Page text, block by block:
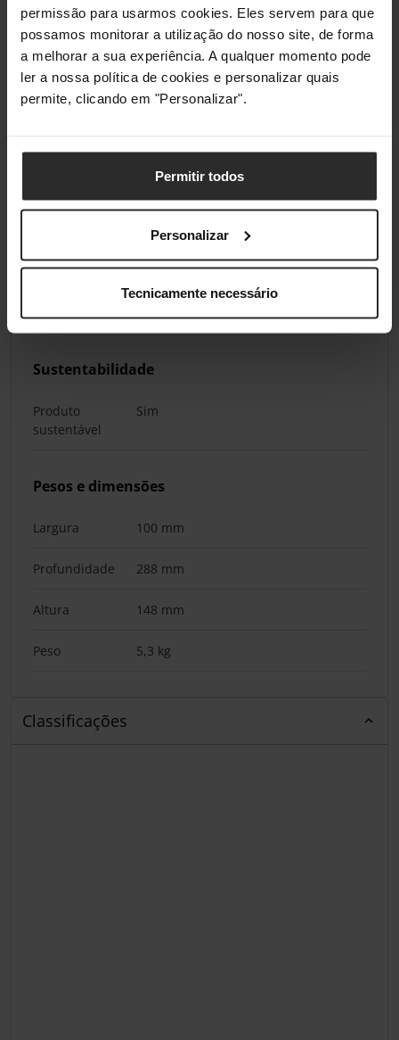
permissão para usarmos cookies. Eles servem para que
possamos monitorar a utilização do nosso site, de forma
a melhorar a sua experiência. A qualquer momento pode
ler a nossa política de cookies e personalizar quais
permite, clicando em "Personalizar".
Permitir todos
Personalizar
Tecnicamente necessário
Condições ambientais
Temperatura
de
funcionamento
0 - 40 °C
Aprovação regulamentar
Certificados de
Diretiva de Baixa Tensão (LVD), RoHS,
WEEE
Certificação
EN IEC 62040-1:2019; EN 62040-
2:2006; IEC 62040-2: 2016, IEC 62040-
3: 2021; CE; EAC; UKCA; Cm; Ukr
Sustentabilidade
Produto
sustentável
Sim
Pesos e dimensões
Largura 100 mm
Profundidade 288 mm
Altura 148 mm
Peso 5,3 kg
Classificações